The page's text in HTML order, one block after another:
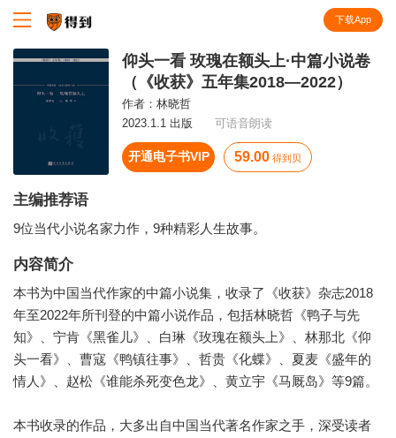
下载App
仰头一看 玫瑰在额头上·中篇小说卷
（《收获》五年集2018—2022）
作者： 林晓哲
2023.1.1 出版
可语音朗读
开通电子书VIP 59.00 得到贝
主编推荐语
9位当代小说名家力作，9种精彩人生故事。
内容简介
本书为中国当代作家的中篇小说集，收录了《收获》杂志2018
年至2022年所刊登的中篇小说作品，包括林晓哲《鸭子与先
知》、宁肯《黑雀儿》、白琳《玫瑰在额头上》、林那北《仰
头一看》、曹寇《鸭镇往事》、哲贵《化蝶》、夏麦《盛年的
情人》、赵松《谁能杀死变色龙》、黄立宇《马厩岛》等9篇。
本书收录的作品，大多出自中国当代著名作家之手，深受读者